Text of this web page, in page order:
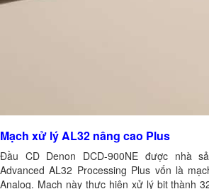
Mạch xử lý AL32 nâng cao Plus
Đầu CD Denon DCD-900NE được nhà
Advanced AL32 Processing Plus vốn là
Analog. Mạch này thực hiện xử lý bit thành